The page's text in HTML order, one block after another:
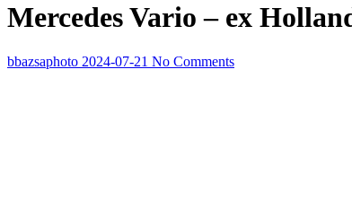
Mercedes Vario – ex
bbazsaphoto 2024-07-21 No Comments